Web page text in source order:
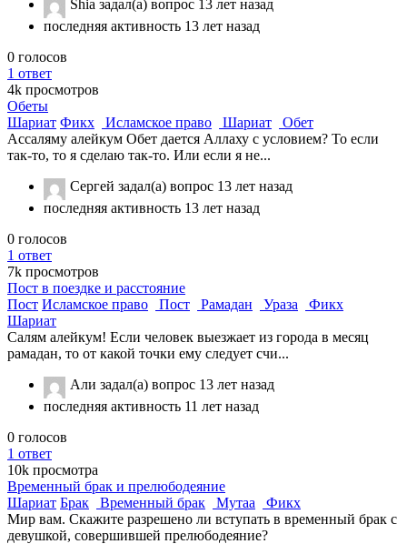
Shia задал(а) вопрос 13 лет назад
последняя активность 13 лет назад
0 голосов
1 ответ
4k просмотров
Обеты
Шариат Фикх Исламское право Шариат
Обет
Ассаляму алейкум Обет дается Аллаху с условием? То если
так-то, то я сделаю так-то. Или если я не...
Сергей задал(а) вопрос 13 лет назад
последняя активность 13 лет назад
0 голосов
1 ответ
7k просмотров
Пост в поездке и расстояние
Пост Исламское право Пост Рамадан Ураза
Фикх
Шариат
Салям алейкум! Если человек выезжает из города в месяц
рамадан, то от какой точки ему следует счи...
Али задал(а) вопрос 13 лет назад
последняя активность 11 лет назад
0 голосов
1 ответ
10k просмотра
Временный брак и прелюбодеяние
Шариат Брак Временный брак Мутаа
Фикх
Мир вам. Скажите разрешено ли вступать в временный брак с
девушкой, совершившей прелюбодеяние?